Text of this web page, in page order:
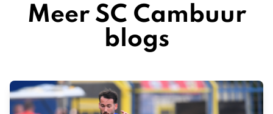
Meer SC Cambuur
blogs